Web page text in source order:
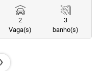
2
Vaga(s)
3
banho(s)
›